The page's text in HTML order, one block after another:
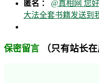
匿名 ： @真相网 您
大法全套书籍发送到
保密留言 （只有站长在